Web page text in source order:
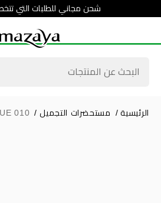
شحن مجاني للطلبات التي تتخطى ٣٥٠٠
الرئيسية / مستحضرات التجميل /
010